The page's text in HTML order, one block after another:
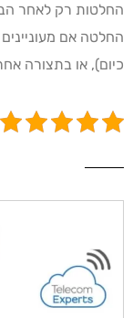
החלטות רק לאחר
החלטה אם
כיום), או בתצורה